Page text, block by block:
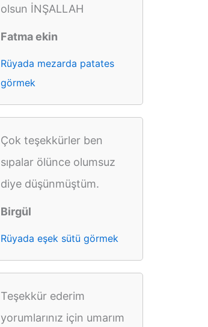
olsun İNŞALLAH
Fatma ekin
Rüyada mezarda patates
görmek
Çok teşekkürler ben
sıpalar ölünce olumsuz
diye düşünmüştüm.
Birgül
Rüyada eşek sütü görmek
Teşekkür ederim
yorumlarınız için umarım